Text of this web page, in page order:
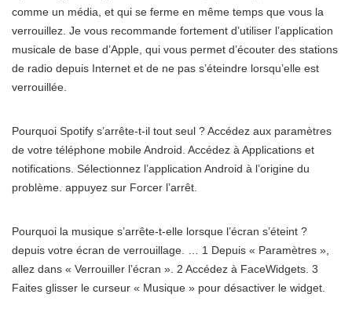
comme un média, et qui se ferme en même temps que vous la
verrouillez. Je vous recommande fortement d’utiliser l’application
musicale de base d’Apple, qui vous permet d’écouter des stations
de radio depuis Internet et de ne pas s’éteindre lorsqu’elle est
verrouillée.
Pourquoi Spotify s’arrête-t-il tout seul ? Accédez aux paramètres
de votre téléphone mobile Android. Accédez à Applications et
notifications. Sélectionnez l’application Android à l’origine du
problème. appuyez sur Forcer l’arrêt.
Pourquoi la musique s’arrête-t-elle lorsque l’écran s’éteint ?
depuis votre écran de verrouillage. … 1 Depuis « Paramètres »,
allez dans « Verrouiller l’écran ». 2 Accédez à FaceWidgets. 3
Faites glisser le curseur « Musique » pour désactiver le widget.